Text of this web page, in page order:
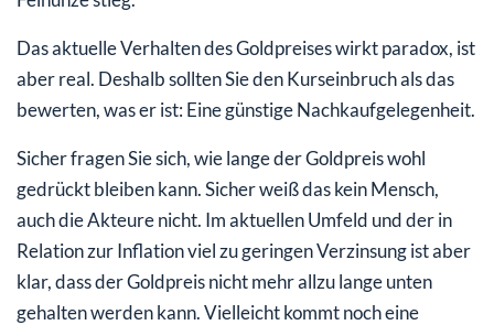
Das aktuelle Verhalten des Goldpreises wirkt paradox, ist
aber real. Deshalb sollten Sie den Kurseinbruch als das
bewerten, was er ist: Eine günstige Nachkaufgelegenheit.
Sicher fragen Sie sich, wie lange der Goldpreis wohl
gedrückt bleiben kann. Sicher weiß das kein Mensch,
auch die Akteure nicht. Im aktuellen Umfeld und der in
Relation zur Inflation viel zu geringen Verzinsung ist aber
klar, dass der Goldpreis nicht mehr allzu lange unten
gehalten werden kann. Vielleicht kommt noch eine